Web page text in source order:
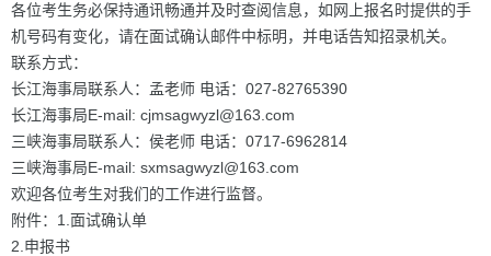
各位考生务必保持通讯畅通并及时查阅信息，如网上报名时提供的手
机号码有变化，请在面试确认邮件中标明，并电话告知招录机关。
联系方式：
长江海事局联系人：孟老师 电话：027-82765390
长江海事局E-mail: cjmsagwyzl@163.com
三峡海事局联系人：侯老师 电话：0717-6962814
三峡海事局E-mail: sxmsagwyzl@163.com
欢迎各位考生对我们的工作进行监督。
附件：1.面试确认单
2.申报书